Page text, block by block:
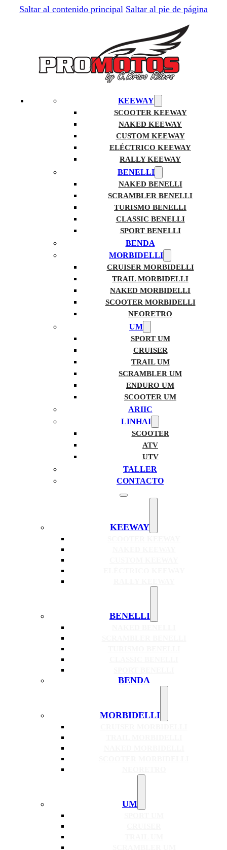
Saltar al contenido principal Saltar al pie de página
KEEWAY
SCOOTER KEEWAY
NAKED KEEWAY
CUSTOM KEEWAY
ELÉCTRICO KEEWAY
RALLY KEEWAY
BENELLI
NAKED BENELLI
SCRAMBLER BENELLI
TURISMO BENELLI
CLASSIC BENELLI
SPORT BENELLI
BENDA
MORBIDELLI
CRUISER MORBIDELLI
TRAIL MORBIDELLI
NAKED MORBIDELLI
SCOOTER MORBIDELLI
NEORETRO
UM
SPORT UM
CRUISER
TRAIL UM
SCRAMBLER UM
ENDURO UM
SCOOTER UM
ARIIC
LINHAI
SCOOTER
ATV
UTV
TALLER
CONTACTO
KEEWAY
BENELLI
BENDA
MORBIDELLI
UM